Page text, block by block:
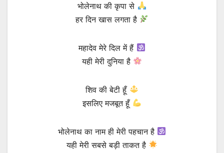
भोलेनाथ की कृपा से
हर दिन खास लगता है
महादेव मेरे दिल में हैं
यही मेरी दुनिया है
शिव की बेटी हूँ
इसलिए मजबूत हूँ
भोलेनाथ का नाम ही मेरी पहचान है
यही मेरी सबसे बड़ी ताकत है